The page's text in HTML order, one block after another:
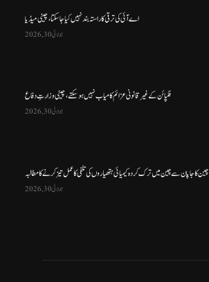
اے آئی کی ترقی کا راستہ بند نہیں کیا جا سکتا، چینی میڈیا
جولائی 30, 2026
فلپائن کے غیر قانونی عزائم کامیاب نہیں ہو سکتے ، چینی وزارتِ دفاع
جولائی 30, 2026
چین کا جاپان سے چین میں ترک کردہ کیمیائی ہتھیاروں کی تلفی کا عمل تیز کرنے کا مطالبہ
جولائی 30, 2026